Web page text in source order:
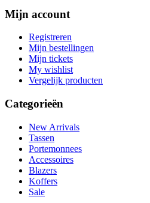
Mijn account
Registreren
Mijn bestellingen
Mijn tickets
My wishlist
Vergelijk producten
Categorieën
New Arrivals
Tassen
Portemonnees
Accessoires
Blazers
Koffers
Sale